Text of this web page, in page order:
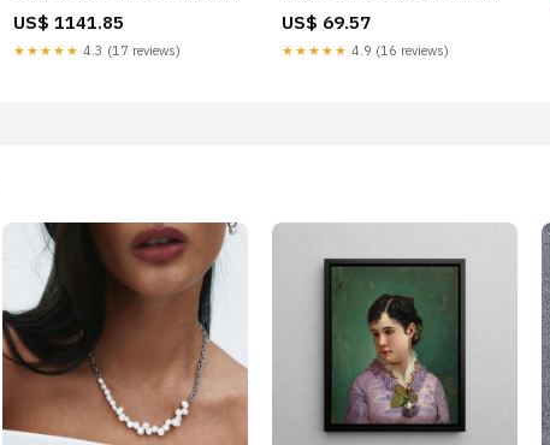
US$ 1141.85
★★★★★ 4.3 (17 reviews)
de Herramientas
US$ 69.57
★★★★★ 4.9 (16 reviews)